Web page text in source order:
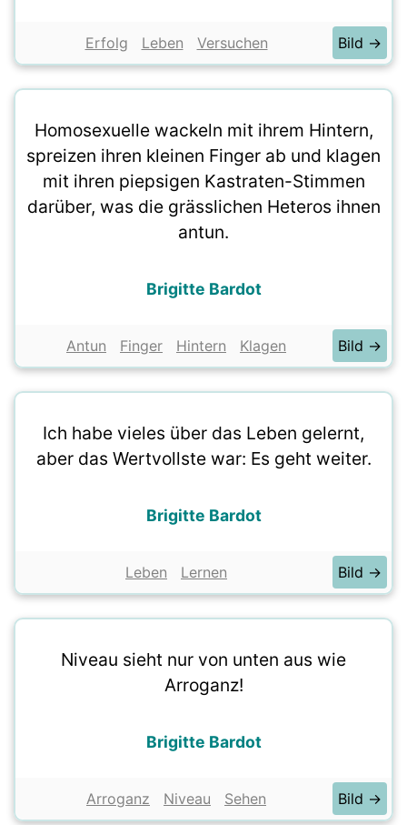
Erfolg Leben Versuchen Bild →
Homosexuelle wackeln mit ihrem Hintern,
spreizen ihren kleinen Finger ab und klagen
mit ihren piepsigen Kastraten-Stimmen
darüber, was die grässlichen Heteros ihnen
antun.
Brigitte Bardot
Antun Finger Hintern Klagen Bild →
Ich habe vieles über das Leben gelernt,
aber das Wertvollste war: Es geht weiter.
Brigitte Bardot
Leben Lernen Bild →
Niveau sieht nur von unten aus wie
Arroganz!
Brigitte Bardot
Arroganz Niveau Sehen Bild →